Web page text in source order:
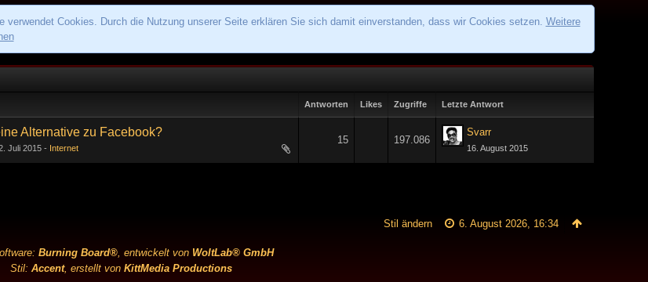
verwendet Cookies. Durch die Nutzung unserer Seite erklären Sie sich damit einverstanden, dass wir Cookies setzen. Weitere
Antworten Likes Zugriffe Letzte Antwort
Alternative zu Facebook?
Juli 2015 Internet
15 197.086
Svarr
16. August 2015
6. August 2026, 16:34
Stil ändern
Burning Board®, entwickelt von WoltLab® GmbH
Stil: Accent, erstellt von KittMedia Productions